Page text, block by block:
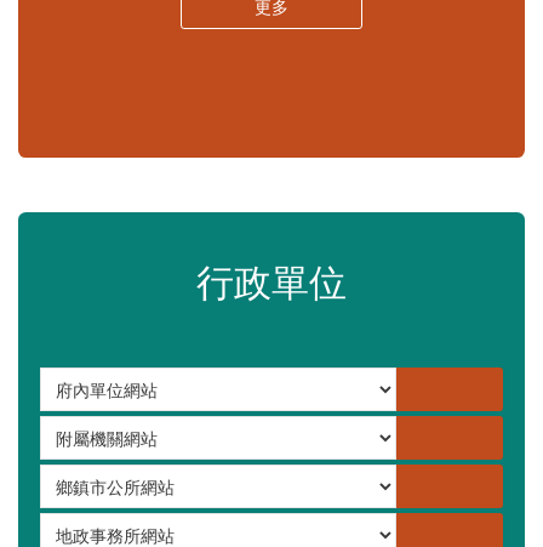
嚴重特殊傳染性肺炎專區
行政單位